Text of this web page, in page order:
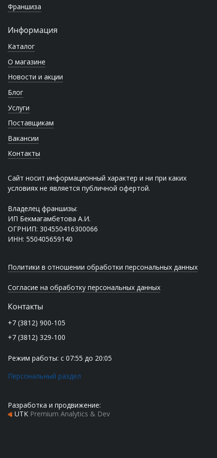
Франшиза
Информация
Каталог
О магазине
Новости и акции
Блог
Услуги
Поставщикам
Вакансии
Контакты
Сайт носит информационный характер и ни при каких
условиях не является публичной офертой.
Владелец франшизы:
ИП Бекмагамбетова А.И.
ОГРНИП: 304550416300066
ИНН: 550405659140
Политики в отношении обработки персональных данных
Согласие на обработку персональных данных
Контакты
+7 (3812) 900-105
+7 (3812) 329-100
Режим работы: с 07:55 до 20:05
Персональный раздел
Разработка и продвижение:
UTK Premium Analytics & Dev